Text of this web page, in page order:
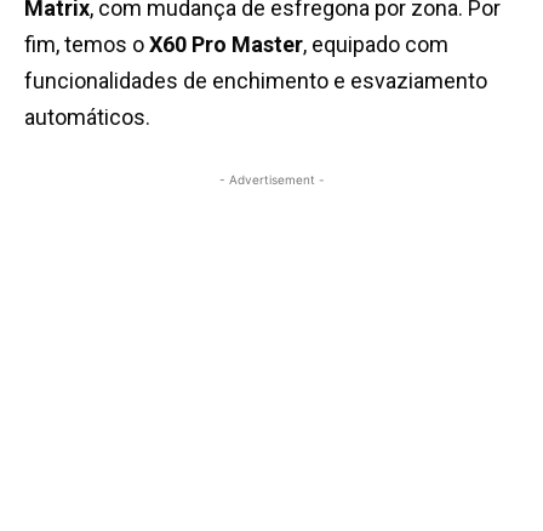
Matrix, com mudança de esfregona por zona. Por
fim, temos oX60 Pro Master, equipado com
funcionalidades de enchimento e esvaziamento
automáticos.
- Advertisement -